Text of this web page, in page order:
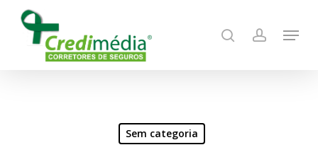
search account
Menu
Sem categoria